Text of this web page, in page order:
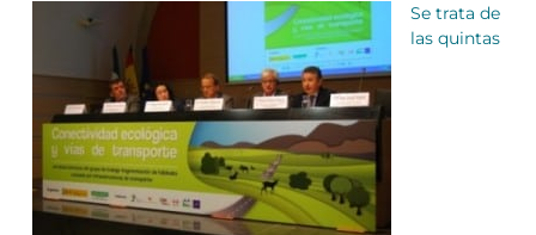
Se trata de
las quintas